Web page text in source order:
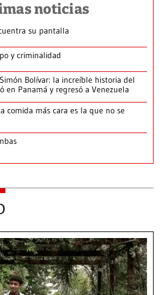
noticias
su pantalla​
y criminalidad
Bolívar: la increíble historia del
en Panamá y regresó a Venezuela
comida más cara es la que no se